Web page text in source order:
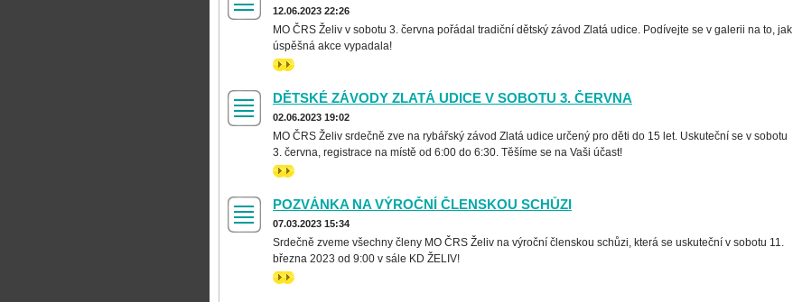
12.06.2023 22:26
MO ČRS Želiv v sobotu 3. června pořádal tradiční dětský závod Zlatá udice. Podívejte se v galerii na to, jak
úspěšná akce vypadala!
>>
DĚTSKÉ ZÁVODY ZLATÁ UDICE V SOBOTU 3. ČERVNA
02.06.2023 19:02
MO ČRS Želiv srdečně zve na rybářský závod Zlatá udice určený pro děti do 15 let. Uskuteční se v sobotu
3. června, registrace na místě od 6:00 do 6:30. Těšíme se na Vaši účast!
>>
POZVÁNKA NA VÝROČNÍ ČLENSKOU SCHŮZI
07.03.2023 15:34
Srdečně zveme všechny členy MO ČRS Želiv na výroční členskou schůzi, která se uskuteční v sobotu 11.
března 2023 od 9:00 v sále KD ŽELIV!
>>